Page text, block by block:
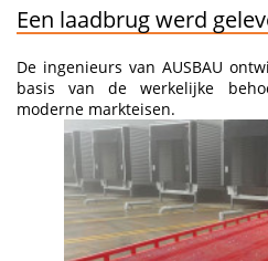
Een laadbrug werd
De ingenieurs van AUSBAU
basis van de werkelijke
moderne markteisen.